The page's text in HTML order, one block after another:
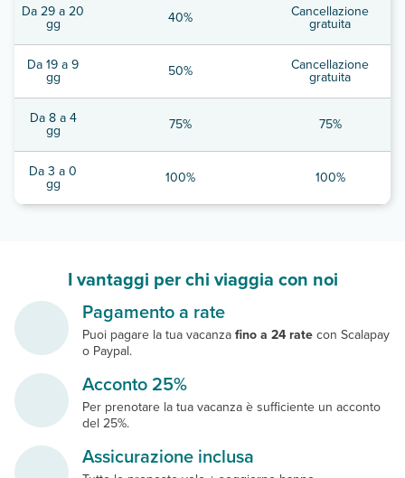
Da 29 a 20
gg 40% Cancellazione
gratuita
Da 19 a 9
gg 50% Cancellazione
gratuita
Da 8 a 4
gg 75% 75%
Da 3 a 0
gg 100% 100%
I vantaggi per chi viaggia con noi
Pagamento a rate
Puoi pagare la tua vacanzafino a 24 ratecon Scalapay
o Paypal.
Acconto 25%
Per prenotare la tua vacanza è sufficiente un acconto
del 25%.
Assicurazione inclusa